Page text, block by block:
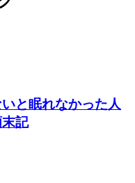
と眠れなかった人
記